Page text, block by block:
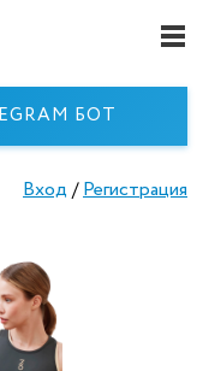
БОТ
Вход /Регистрация